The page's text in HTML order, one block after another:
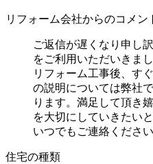
リフォーム会社からのコメン
ご返信が遅くなり申し
をご利用いただいきま
リフォーム工事後、す
の説明については弊社
ります。満足して頂き
を大切にしていきたい
いつでもご連絡ください
住宅の種類